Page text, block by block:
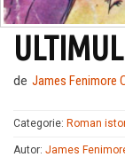
de James Fenimore
Categorie: Roman
Autor: James